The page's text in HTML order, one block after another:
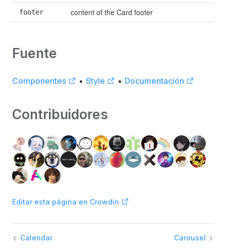
footer content of the Card footer
Fuente
Componentes • Style • Documentación
Contribuidores
Editar esta página en Crowdin
Calendar Carousel